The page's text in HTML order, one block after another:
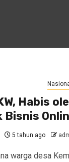
Habis
Bisnis
5 tahun ago
warga desa